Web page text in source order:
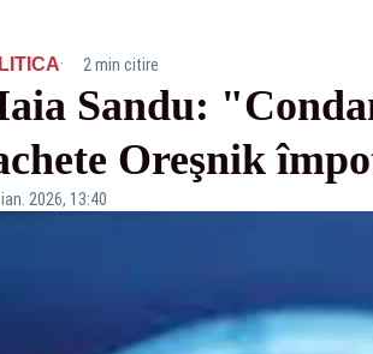
· 2 min citire
Sandu:
Oreşnik
2026, 13:40